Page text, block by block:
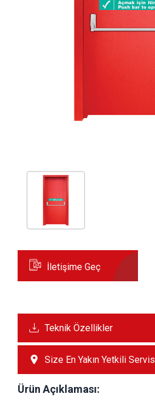
İletişime Geç
Teknik Özellikler
Size En Yakın Yetkili Servis
Ürün Açıklaması: